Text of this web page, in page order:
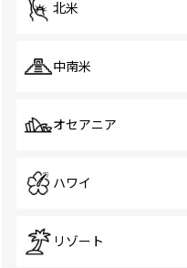
北米
中南米
オセアニア
ハワイ
リゾート